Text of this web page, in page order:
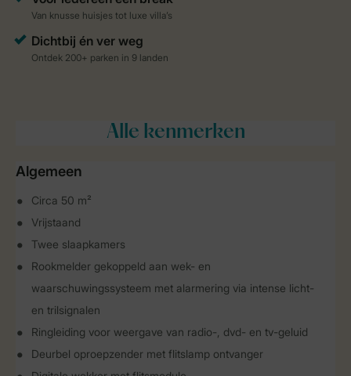
Alle kenmerken
Algemeen
Circa 50 m²
Vrijstaand
Twee slaapkamers
Rookmelder gekoppeld aan wek- en
waarschuwingssysteem met alarmering via intense licht-
en trilsignalen
Ringleiding voor weergave van radio-, dvd- en tv-geluid
Deurbel oproepzender met flitslamp ontvanger